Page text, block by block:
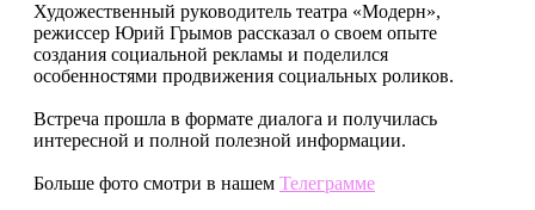
Художественный руководитель театра «Модерн»,
режиссер Юрий Грымов рассказал о своем опыте
создания социальной рекламы и поделился
особенностями продвижения социальных роликов.
Встреча прошла в формате диалога и получилась
интересной и полной полезной информации.
Больше фото смотри в нашем Телеграмме